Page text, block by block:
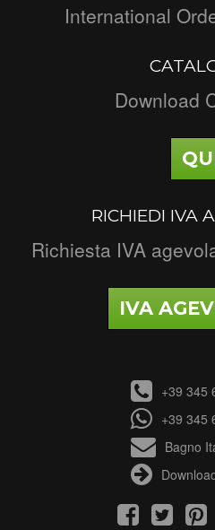
International
Download
RICHIEDI IVA
Richiesta IVA
IVA
+39 345
+39 345
Bagno